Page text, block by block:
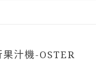
汁機-OSTER